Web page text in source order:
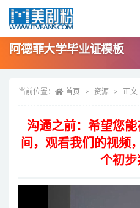
阿德菲大学毕业证模板
当前位置： 首页 资源 正文
沟通之前：希望您
间，观看我们的视频
个初步